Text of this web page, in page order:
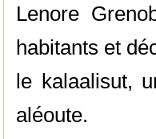
Lenore
habitants et
le kalaalisut,
aléoute.